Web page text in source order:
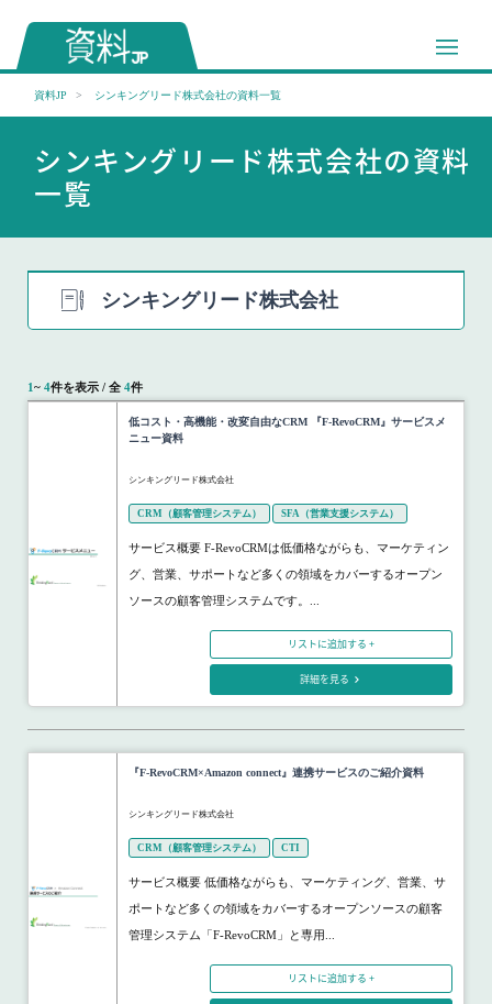
資料JP シンキングリード株式会社の資料一覧
シンキングリード株式会社の資料
一覧
シンキングリード株式会社
1~ 4件を表示 / 全 4件
低コスト・高機能・改変自由なCRM 『F-RevoCRM』サービスメ
ニュー資料
シンキングリード株式会社
CRM（顧客管理システム） SFA（営業支援システム）
サービス概要 F-RevoCRMは低価格ながらも、マーケティン
グ、営業、サポートなど多くの領域をカバーするオープン
ソースの顧客管理システムです。...
リストに追加する +
詳細を見る
『F-RevoCRM×Amazon connect』連携サービスのご紹介資料
シンキングリード株式会社
CRM（顧客管理システム） CTI
サービス概要 低価格ながらも、マーケティング、営業、サ
ポートなど多くの領域をカバーするオープンソースの顧客
管理システム「F-RevoCRM」と専用...
リストに追加する +